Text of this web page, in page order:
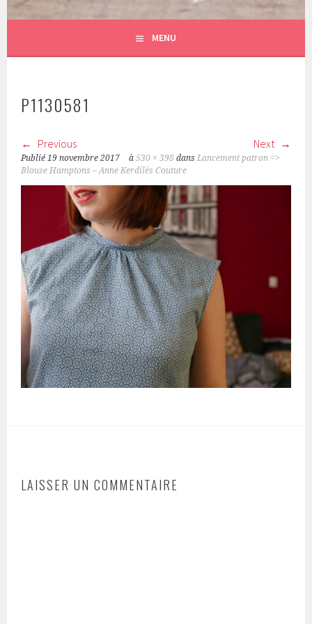
MENU
P1130581
Previous Next
Publié19 novembre 2017 à530 × 398 dansLancement patron =>
Blouse Hamptons – Anne Kerdilès Couture
LAISSER UN COMMENTAIRE